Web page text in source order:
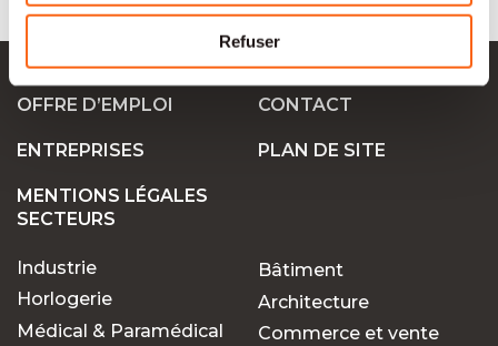
Refuser
OFFRE D’EMPLOI
ENTREPRISES
MENTIONS LÉGALES
CONTACT
PLAN DE SITE
SECTEURS
Industrie
Horlogerie
Médical & Paramédical
Bâtiment
Architecture
Commerce et vente